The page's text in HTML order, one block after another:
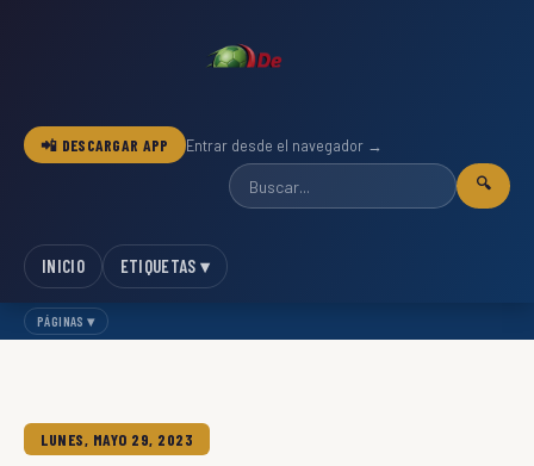
📲 DESCARGAR APP Entrar desde el navegador →
🔍
INICIO ETIQUETAS ▾
PÁGINAS ▾
LUNES, MAYO 29, 2023